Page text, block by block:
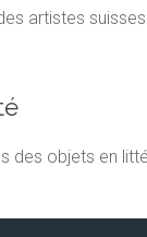
artistes
des objets en